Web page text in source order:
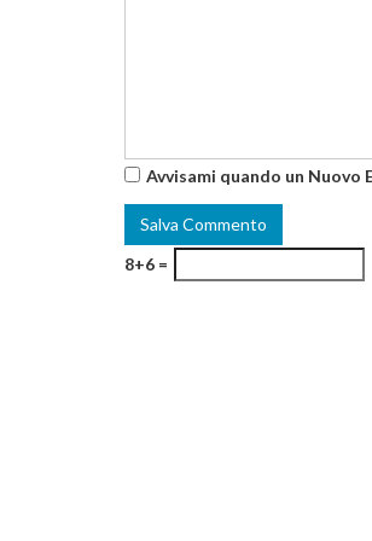
Avvisami quando un
8+6 =